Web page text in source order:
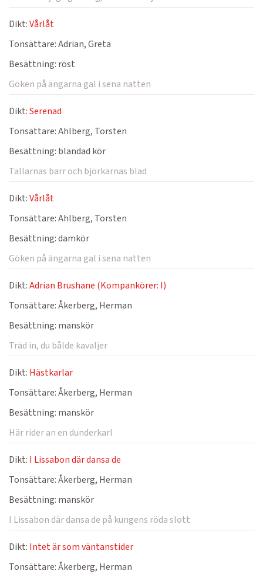
Dikt:Vårlåt
Tonsättare:Adrian, Greta
Besättning: röst
Göken på ängarna gal i sena natten
Dikt:Serenad
Tonsättare:Ahlberg, Torsten
Besättning: blandad kör
Tallarnas barr och björkarnas blad
Dikt:Vårlåt
Tonsättare:Ahlberg, Torsten
Besättning:damkör
Göken på ängarna gal i sena natten
Dikt:Adrian Brushane (Kompankörer: I)
Tonsättare:Åkerberg, Herman
Besättning: manskör
Träd in, du bålde kavaljer
Dikt: Hästkarlar
Tonsättare:Åkerberg, Herman
Besättning: manskör
Här rider an en dunderkarl
Dikt: I Lissabon där dansa de
Tonsättare:Åkerberg, Herman
Besättning: manskör
I Lissabon där dansa de på kungens röda slott
Dikt: Intet är som väntanstider
Tonsättare:Åkerberg, Herman